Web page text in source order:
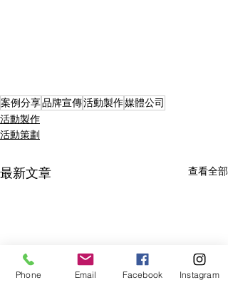
案例分享品牌宣傳活動製作媒體公司
活動製作
活動策劃
最新文章 查看全部
Phone Email Facebook Instagram